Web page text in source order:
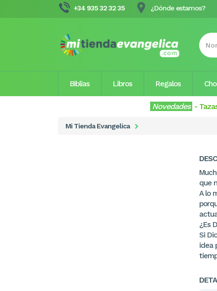
+34 935 32 32 35 ¿Dónde estamos?
Biblias Libros Regalos
Novedades -
Mi Tienda Evangelica
que
A lo
¿Es
Si
idea